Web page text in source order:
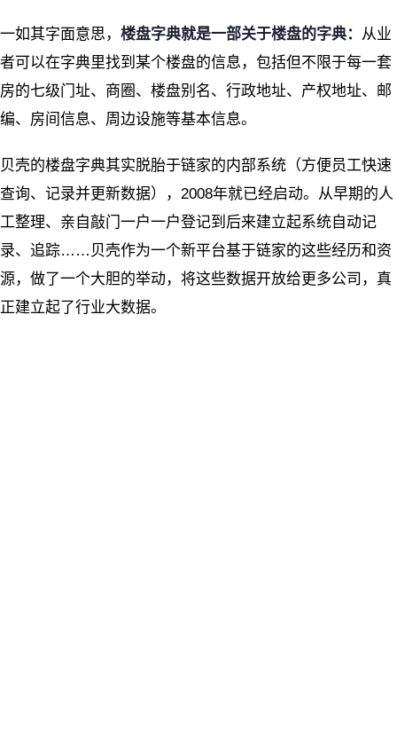
一如其字面意思， 楼盘字典就是一部关于楼盘的字典： 从业
者可以在字典里找到某个楼盘的信息，包括但不限于每一套
房的七级门址、商圈、楼盘别名、行政地址、产权地址、邮
编、房间信息、周边设施等基本信息。
贝壳的楼盘字典其实脱胎于链家的内部系统（方便员工快速
查询、记录并更新数据），2008年就已经启动。从早期的人
工整理、亲自敲门一户一户登记到后来建立起系统自动记
录、追踪……贝壳作为一个新平台基于链家的这些经历和资
源，做了一个大胆的举动，将这些数据开放给更多公司，真
正建立起了行业大数据。